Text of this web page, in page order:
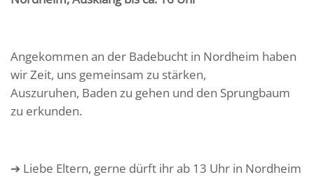
Angekommen an der Badebucht in Nordheim haben
wir Zeit, uns gemeinsam zu stärken,
Auszuruhen, Baden zu gehen und den Sprungbaum
zu erkunden.
➔ Liebe Eltern, gerne dürft ihr ab 13 Uhr in Nordheim